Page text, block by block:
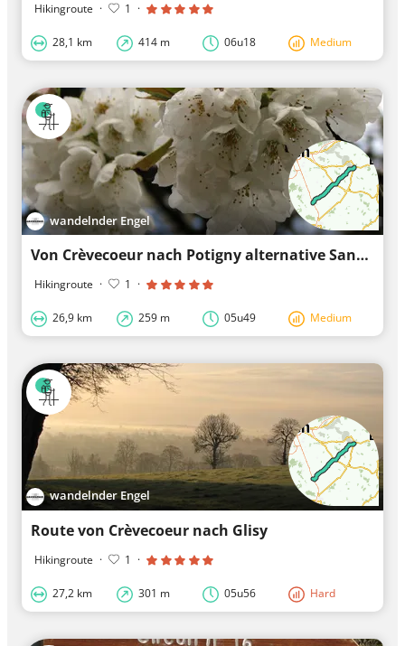
Hikingroute · 1 ·
28,1 km 414 m 06u18 Medium
wandelnder Engel
Von Crèvecoeur nach Potigny alternative Santiago-Küstenroute
Hikingroute · 1 ·
26,9 km 259 m 05u49 Medium
wandelnder Engel
Route von Crèvecoeur nach Glisy
Hikingroute · 1 ·
27,2 km 301 m 05u56 Hard